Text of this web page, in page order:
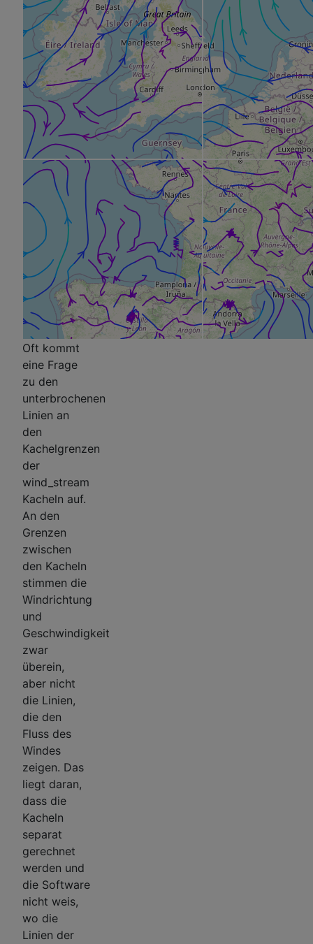
Oft kommt
eine Frage
zu den
unterbrochenen
Linien an
den
Kachelgrenzen
der
wind_stream
Kacheln auf.
An den
Grenzen
zwischen
den Kacheln
stimmen die
Windrichtung
und
Geschwindigkeit
zwar
überein,
aber nicht
die Linien,
die den
Fluss des
Windes
zeigen. Das
liegt daran,
dass die
Kacheln
separat
gerechnet
werden und
die Software
nicht weis,
wo die
Linien der